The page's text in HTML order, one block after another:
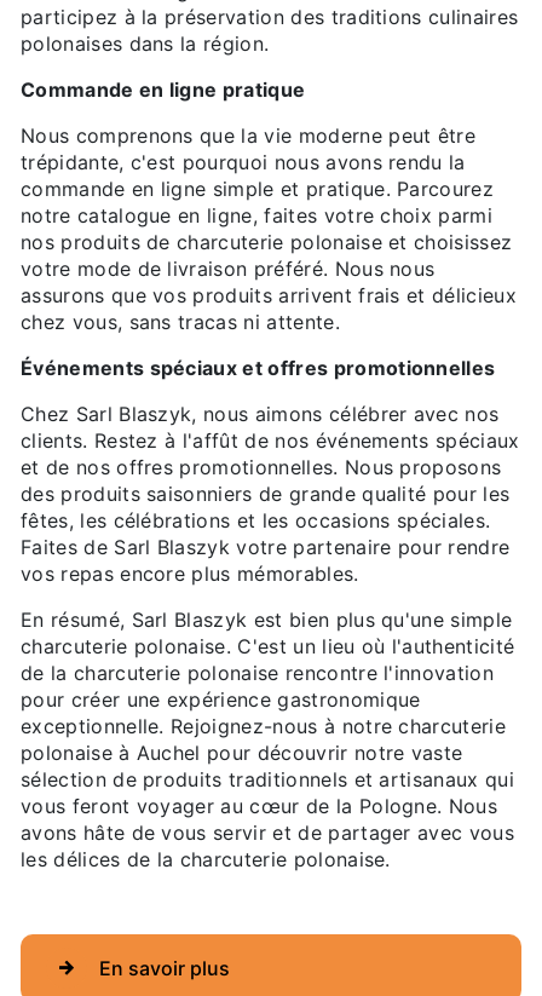
participez à la préservation des traditions culinaires
polonaises dans la région.
Commande en ligne pratique
Nous comprenons que la vie moderne peut être
trépidante, c'est pourquoi nous avons rendu la
commande en ligne simple et pratique. Parcourez
notre catalogue en ligne, faites votre choix parmi
nos produits de charcuterie polonaise et choisissez
votre mode de livraison préféré. Nous nous
assurons que vos produits arrivent frais et délicieux
chez vous, sans tracas ni attente.
Événements spéciaux et offres promotionnelles
Chez Sarl Blaszyk, nous aimons célébrer avec nos
clients. Restez à l'affût de nos événements spéciaux
et de nos offres promotionnelles. Nous proposons
des produits saisonniers de grande qualité pour les
fêtes, les célébrations et les occasions spéciales.
Faites de Sarl Blaszyk votre partenaire pour rendre
vos repas encore plus mémorables.
En résumé, Sarl Blaszyk est bien plus qu'une simple
charcuterie polonaise. C'est un lieu où l'authenticité
de la charcuterie polonaise rencontre l'innovation
pour créer une expérience gastronomique
exceptionnelle. Rejoignez-nous à notre charcuterie
polonaise à Auchel pour découvrir notre vaste
sélection de produits traditionnels et artisanaux qui
vous feront voyager au cœur de la Pologne. Nous
avons hâte de vous servir et de partager avec vous
les délices de la charcuterie polonaise.
En savoir plus